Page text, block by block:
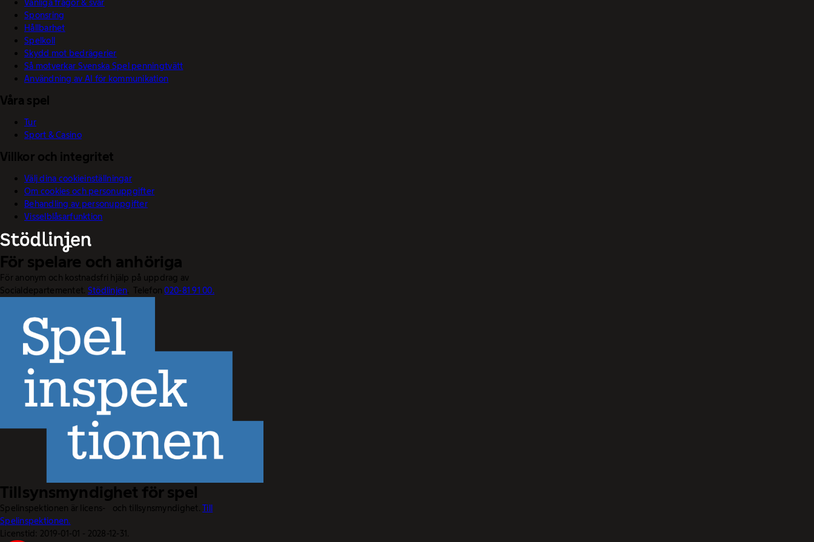
Sponsring
Hållbarhet
Spelkoll
Skydd mot bedrägerier
Så motverkar Svenska Spel penningtvätt
Användning av AI för kommunikation
Våra spel
Tur
Sport & Casino
Villkor och integritet
Välj dina cookieinställningar
Om cookies och personuppgifter
Behandling av personuppgifter
Visselblåsarfunktion
För spelare och anhöriga
För anonym och kostnadsfri hjälp på uppdrag av
Socialdepartementet. Stödlinjen . Telefon020-81 91 00.
Tillsynsmyndighet för spel
Spelinspektionen är licens- och tillsynsmyndighet.Till
Spelinspektionen.
Licenstid: 2019-01-01 - 2028-12-31.